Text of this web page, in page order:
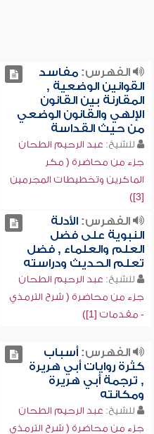
الفهرس:مفاسد
القوانين الوضعية ,
المقارنة بين القانون
الإلهي والقانون الوضعي
من حيث القداسة
للشيخ: عبد الرحيم الطحان
جزء من محاضرة ( مكر
الماكرين وتخطيطات المجرمين
[3])
الفهرس:الأدلة
النبوية على فضل
العلم والعلماء , فضل
تعلم الحديث ودراسته
للشيخ: عبد الرحيم الطحان
جزء من محاضرة ( شرح الترمذي
- مقدمات [1])
الفهرس:أسباب
كثرة روايات أبي هريرة
, ترجمة أبي هريرة
ومكانته
للشيخ: عبد الرحيم الطحان
جزء من محاضرة ( شرح الترمذي